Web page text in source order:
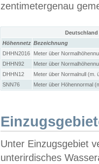
zentimetergenau
Höhennetz Bezeichnung
DHHN2016
Meter über
DHHN92
Meter über
DHHN12
Meter über Normalnull (m.
SNN76
Meter über Höhennormal
Unter Einzugsgebiet
unterirdisches